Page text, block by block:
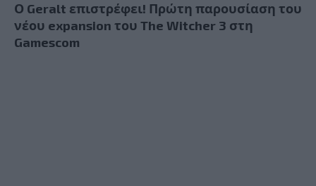
Ο Geralt επιστρέφει! Πρώτη παρουσίαση του
νέου expansion του The Witcher 3 στη
Gamescom